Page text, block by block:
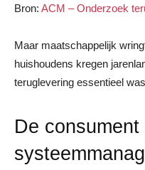
Bron: ACM – Onderzoek
Maar maatschappelijk
huishoudens kregen
teruglevering essentieel
De